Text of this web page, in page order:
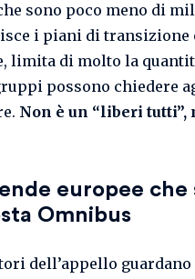
sono poco meno di
i piani di
limita di molto la
possono chiedere
Non è un “liberi tutti”,
europee
Omnibus
dell’appello guardano